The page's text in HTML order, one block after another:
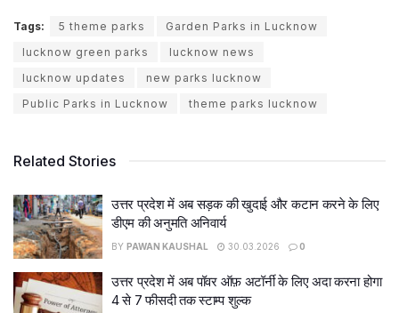
Tags: 5 theme parks
Garden Parks in Lucknow
lucknow green parks
lucknow news
lucknow updates
new parks lucknow
Public Parks in Lucknow
theme parks lucknow
Related Stories
उत्तर प्रदेश में अब सड़क की खुदाई और कटान करने के लिए
डीएम की अनुमति अनिवार्य
BY PAWAN KAUSHAL 30.03.2026 0
उत्तर प्रदेश में अब पॉवर ऑफ़ अटॉर्नी के लिए अदा करना होगा
4 से 7 फीसदी तक स्टाम्प शुल्क